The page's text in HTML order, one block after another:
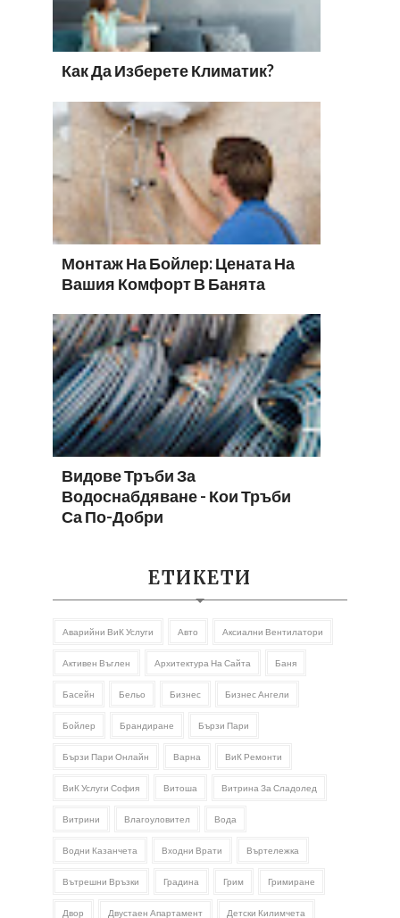
Как Да Изберете Климатик?
Монтаж На Бойлер: Цената На
Вашия Комфорт В Банята
Видове Тръби За
Водоснабдяване - Кои Тръби
Са По-Добри
ЕТИКЕТИ
Аварийни ВиК Услуги Авто Аксиални Вентилатори
Активен Въглен Архитектура На Сайта Баня
Басейн Бельо Бизнес Бизнес Ангели
Бойлер Брандиране Бързи Пари
Бързи Пари Онлайн Варна ВиК Ремонти
ВиК Услуги София Витоша Витрина За Сладолед
Витрини Влагоуловител Вода
Водни Казанчета Входни Врати Въртележка
Вътрешни Връзки Градина Грим Гримиране
Двор Двустаен Апартамент Детски Килимчета